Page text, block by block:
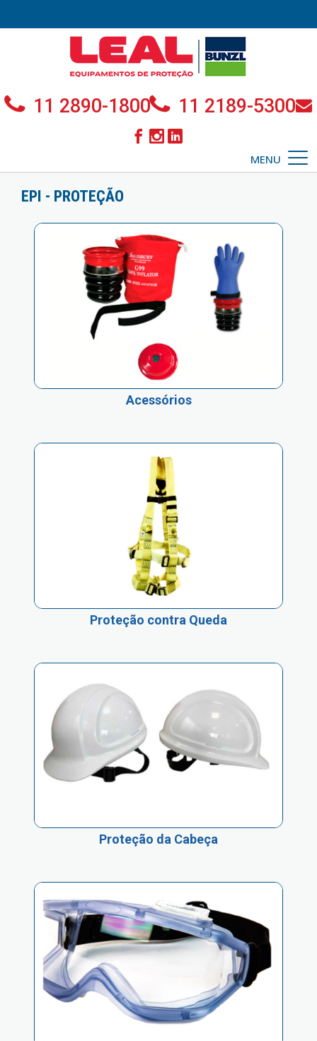
11 2890-1800 11 2189-5300
MENU
EPI - PROTEÇÃO
Acessórios
Proteção contra Queda
Proteção da Cabeça